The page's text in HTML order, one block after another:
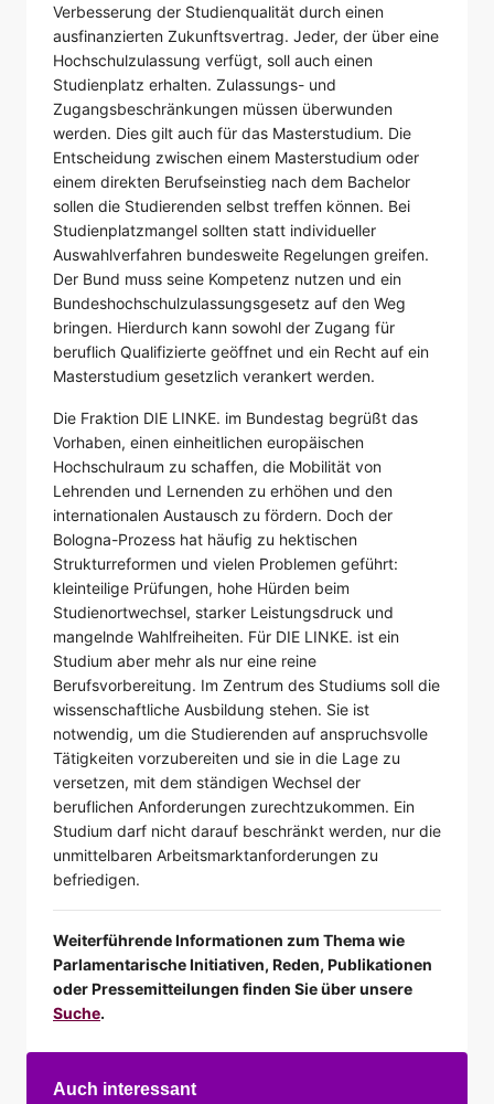
Verbesserung der Studienqualität durch einen
ausfinanzierten Zukunftsvertrag. Jeder, der über eine
Hochschulzulassung verfügt, soll auch einen
Studienplatz erhalten. Zulassungs- und
Zugangsbeschränkungen müssen überwunden
werden. Dies gilt auch für das Masterstudium. Die
Entscheidung zwischen einem Masterstudium oder
einem direkten Berufseinstieg nach dem Bachelor
sollen die Studierenden selbst treffen können. Bei
Studienplatzmangel sollten statt individueller
Auswahlverfahren bundesweite Regelungen greifen.
Der Bund muss seine Kompetenz nutzen und ein
Bundeshochschulzulassungsgesetz auf den Weg
bringen. Hierdurch kann sowohl der Zugang für
beruflich Qualifizierte geöffnet und ein Recht auf ein
Masterstudium gesetzlich verankert werden.
Die Fraktion DIE LINKE. im Bundestag begrüßt das
Vorhaben, einen einheitlichen europäischen
Hochschulraum zu schaffen, die Mobilität von
Lehrenden und Lernenden zu erhöhen und den
internationalen Austausch zu fördern. Doch der
Bologna-Prozess hat häufig zu hektischen
Strukturreformen und vielen Problemen geführt:
kleinteilige Prüfungen, hohe Hürden beim
Studienortwechsel, starker Leistungsdruck und
mangelnde Wahlfreiheiten. Für DIE LINKE. ist ein
Studium aber mehr als nur eine reine
Berufsvorbereitung. Im Zentrum des Studiums soll die
wissenschaftliche Ausbildung stehen. Sie ist
notwendig, um die Studierenden auf anspruchsvolle
Tätigkeiten vorzubereiten und sie in die Lage zu
versetzen, mit dem ständigen Wechsel der
beruflichen Anforderungen zurechtzukommen. Ein
Studium darf nicht darauf beschränkt werden, nur die
unmittelbaren Arbeitsmarktanforderungen zu
befriedigen.
Weiterführende Informationen zum Thema wie
Parlamentarische Initiativen, Reden, Publikationen
oder Pressemitteilungen finden Sie über unsere
Suche.
Auch interessant